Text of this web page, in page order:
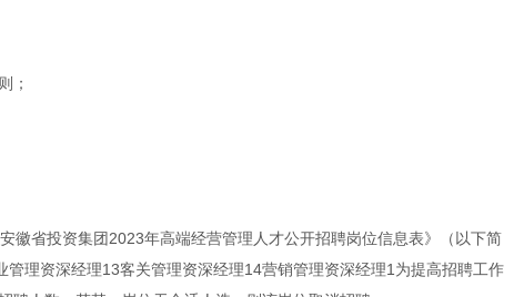
；
徽省投资集团2023年高端经营管理人才公开招聘岗位信息表》（以下简
理资深经理13客关管理资深经理14营销管理资深经理1为提高招聘工作